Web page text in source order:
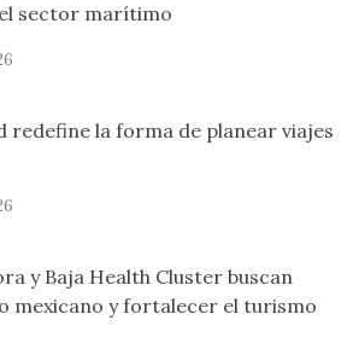
sector marítimo
redefine la forma de planear viajes
y Baja Health Cluster buscan
mexicano y fortalecer el turismo